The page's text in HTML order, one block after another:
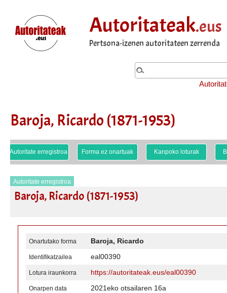
Autoritateak.eus
Pertsona-izenen autoritateen zerrenda
Baroja, Ricardo (1871-1953)
Autoritate erregistroa Forma ez onartuak Kanpoko loturak
Autoritate erregistroa
Baroja, Ricardo (1871-1953)
Onartutako forma Baroja, Ricardo
Identifikatzailea eal00390
Lotura iraunkorra https://autoritateak.eus/eal00390
Onarpen data 2021eko otsailaren 16a